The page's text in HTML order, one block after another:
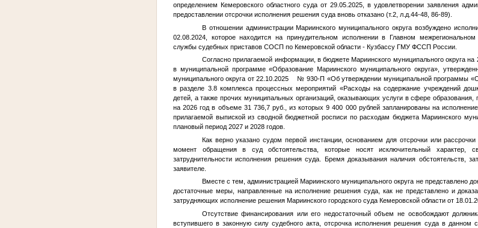
определением Кемеровского областного суда от 29.05.2025, в удовлетворении заявления
предоставлении отсрочки исполнения решения суда вновь отказано (т.2, л.д.44-48, 86-89).
В отношении администрации Мариинского муниципального округа возбуждено
02.08.2024, которое находится на принудительном исполнении в Главном
службы судебных приставов СОСП по Кемеровской области - Кузбассу ГМУ ФССП России.
Согласно прилагаемой информации, в бюджете Мариинского муниципального округа
в муниципальной программе «Образование Мариинского муниципального округа»,
муниципального округа от 22.10.2025 № 930-П «Об утверждении муниципальной программы
в разделе 3.8 комплекса процессных мероприятий «Расходы на содержание учреждений
детей, а также прочих муниципальных организаций, оказывающих услуги в сфере
на 2026 год в объеме 31 736,7 руб., из которых 9 400 000 рублей запланированы на
прилагаемой выпиской из сводной бюджетной росписи по расходам бюджета Мариинского
плановый период 2027 и 2028 годов.
Как верно указано судом первой инстанции, основанием для отсрочки или
момент обращения в суд обстоятельства, которые носят исключительный характер,
затруднительности исполнения решения суда. Бремя доказывания наличия обстоятельств,
заявителе.
Вместе с тем, администрацией Мариинского муниципального округа не представлено
достаточные меры, направленные на исполнение решения суда, как не представлено и
затрудняющих исполнение решения Мариинского городского суда Кемеровской области от
Отсутствие финансирования или его недостаточный объем не освобождают
вступившего в законную силу судебного акта, отсрочка исполнения решения суда в